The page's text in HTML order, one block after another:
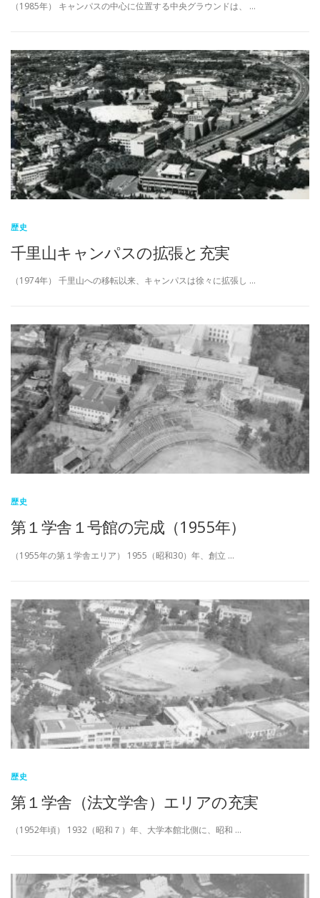
（1985年） キャンパスの中心に位置する中央グラウンドは、 …
歴史
千里山キャンパスの拡張と充実
（1974年） 千里山への移転以来、キャンパスは徐々に拡張し …
歴史
第１学舎１号館の完成（1955年）
（1955年の第１学舎エリア） 1955（昭和30）年、創立 …
歴史
第１学舎（法文学舎）エリアの充実
（1952年頃） 1932（昭和７）年、大学本館北側に、昭和 …